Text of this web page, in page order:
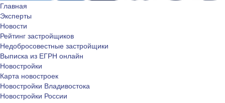
Главная
Эксперты
Новости
Рейтинг застройщиков
Недобросовестные застройщики
Выписка из ЕГРН онлайн
Новостройки
Карта новостроек
Новостройки Владивостока
Новостройки России